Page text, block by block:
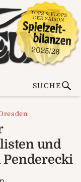
SUCHE
und
Penderecki